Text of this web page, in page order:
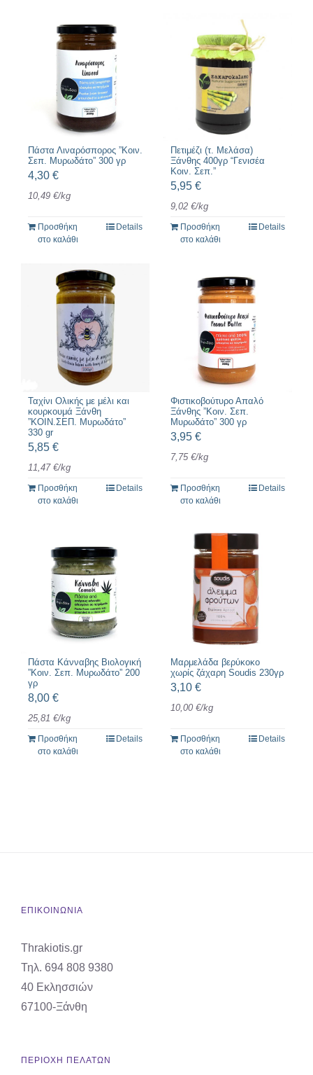
Πάστα Λιναρόσπορος ”Κοιν.
Σεπ. Μυρωδάτο” 300 γρ
4,30 €
10,49 €/kg
Προσθήκη
στο καλάθι
Details
Πετιμέζι (τ. Μελάσα)
Ξάνθης 400γρ “Γενισέα
Κοιν. Σεπ.”
5,95 €
9,02 €/kg
Προσθήκη
στο καλάθι
Details
Ταχίνι Ολικής με μέλι και
κουρκουμά Ξάνθη
”ΚΟΙΝ.ΣΕΠ. Μυρωδάτο”
330 gr
5,85 €
11,47 €/kg
Προσθήκη
στο καλάθι
Details
Φιστικοβούτυρο Απαλό
Ξάνθης ”Κοιν. Σεπ.
Μυρωδάτο” 300 γρ
3,95 €
7,75 €/kg
Προσθήκη
στο καλάθι
Details
Πάστα Κάνναβης Βιολογική
”Κοιν. Σεπ. Μυρωδάτο” 200
γρ
8,00 €
25,81 €/kg
Προσθήκη
στο καλάθι
Details
Μαρμελάδα βερύκοκο
χωρίς ζάχαρη Soudis 230γρ
3,10 €
10,00 €/kg
Προσθήκη
στο καλάθι
Details
ΕΠΙΚΟΙΝΩΝΙΑ
Thrakiotis.gr
Τηλ. 694 808 9380
40 Εκλησσιών
67100-Ξάνθη
ΠΕΡΙΟΧΗ ΠΕΛΑΤΩΝ